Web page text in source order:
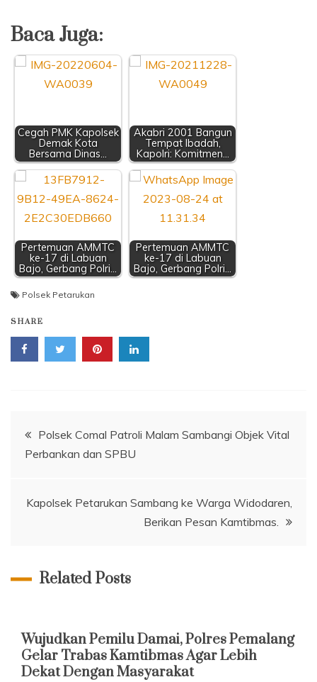
Baca Juga:
Cegah PMK Kapolsek
Demak Kota
Bersama Dinas…
Akabri 2001 Bangun
Tempat Ibadah,
Kapolri: Komitmen…
Pertemuan AMMTC
ke-17 di Labuan
Bajo, Gerbang Polri…
Pertemuan AMMTC
ke-17 di Labuan
Bajo, Gerbang Polri…
Polsek Petarukan
SHARE
Navigasi
pos
Polsek Comal Patroli Malam Sambangi Objek Vital
Perbankan dan SPBU
Kapolsek Petarukan Sambang ke Warga Widodaren,
Berikan Pesan Kamtibmas.
Related Posts
Wujudkan Pemilu Damai, Polres Pemalang
Gelar Trabas Kamtibmas Agar Lebih
Dekat Dengan Masyarakat